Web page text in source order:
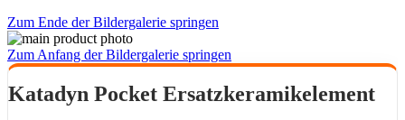
Zum Ende der Bildergalerie springen
Zum Anfang der Bildergalerie springen
Katadyn Pocket Ersatzkeramikelement